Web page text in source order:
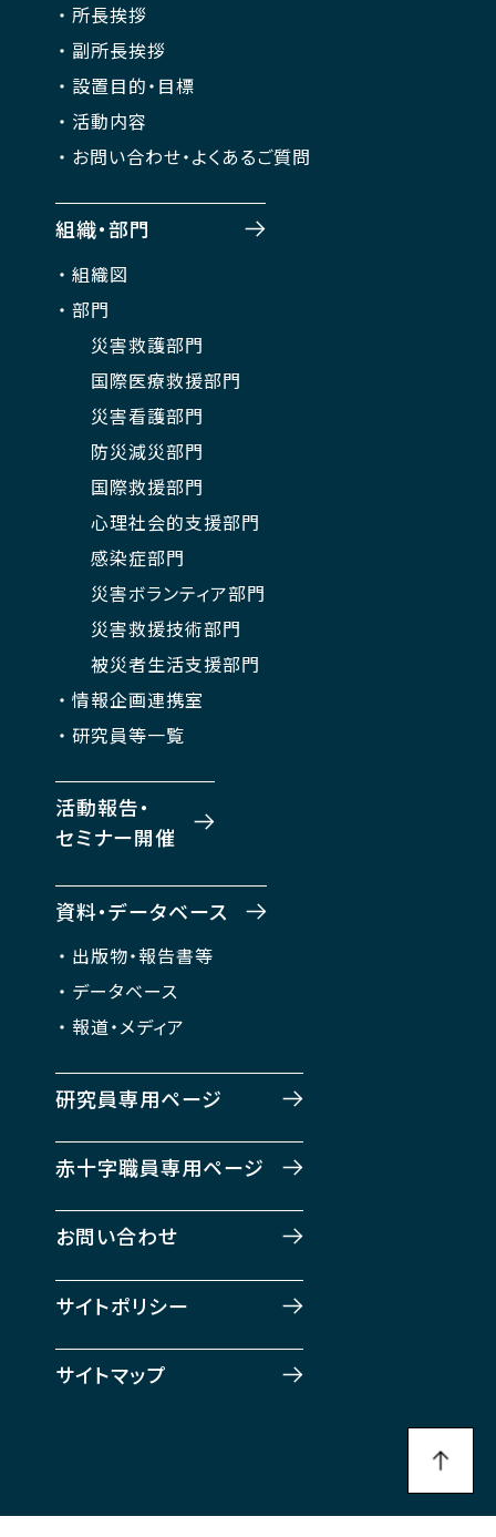
所長挨拶
副所長挨拶
設置目的・目標
活動内容
お問い合わせ・よくあるご質問
組織・部門
組織図
部門
災害救護部門
国際医療救援部門
災害看護部門
防災減災部門
国際救援部門
心理社会的支援部門
感染症部門
災害ボランティア部門
災害救援技術部門
被災者生活支援部門
情報企画連携室
研究員等一覧
活動報告・
セミナー開催
資料・データベース
出版物・報告書等
データベース
報道・メディア
研究員専用ページ
赤十字職員専用ページ
お問い合わせ
サイトポリシー
サイトマップ